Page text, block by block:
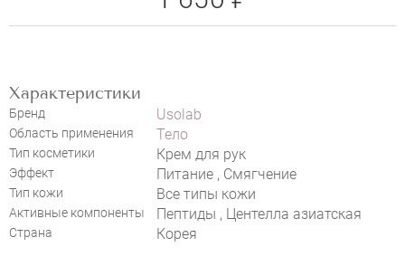
USOLAB BIO INTENSIVE HAND CREAM
Характеристики
Бренд Usolab
Область применения Тело
Тип косметики Крем для рук
Эффект Питание , Смягчение
Тип кожи Все типы кожи
Активные компоненты Пептиды , Центелла азиатская
Страна Корея